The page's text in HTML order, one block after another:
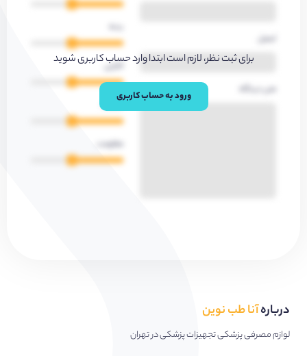
ایمیل
متن دیدگاه
کارایی
کیفیت
مقاومت
برای ثبت نظر، لازم است ابتدا وارد حساب کاربری شوید
ورود به حساب کاربری
دربارهآنا طب نوین
لوازم مصرفی پزشکی تجهیزات پزشکی در تهران